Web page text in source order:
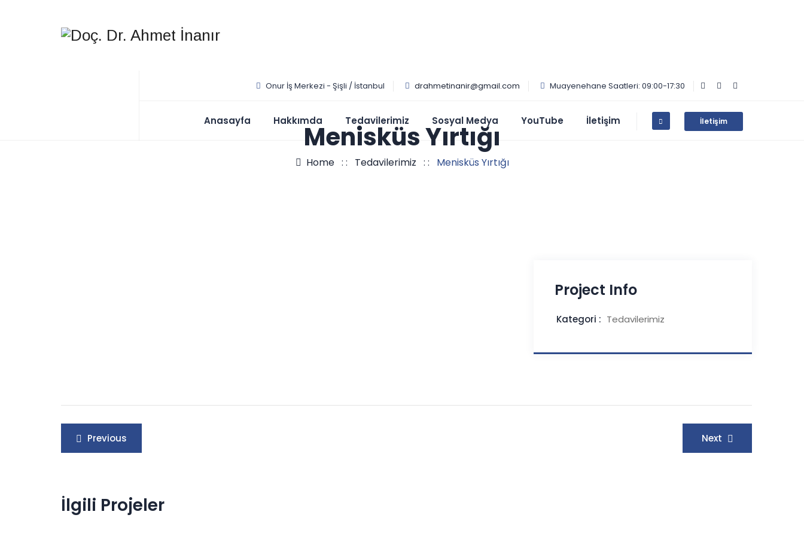
Onur İş Merkezi - Şişli / İstanbul drahmetinanir@gmail.com Muayenehane Saatleri: 09:00-17:30
İletişim
Anasayfa Hakkımda Tedavilerimiz Sosyal Medya YouTube İletişim
Menisküs Yırtığı
Home: : Tedavilerimiz : : Menisküs Yırtığı
Project Info
Kategori : Tedavilerimiz
Yazı
gezinmesi
Previous Next
İlgili Projeler